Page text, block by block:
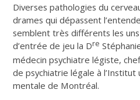
Diverses pathologies du
drames qui dépassent
semblent très différents les
d’entrée de jeu la Dre
médecin psychiatre légiste,
de psychiatrie légale à
mentale de Montréal.